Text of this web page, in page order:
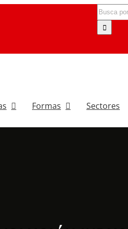
Search
for:
Formas Sectores